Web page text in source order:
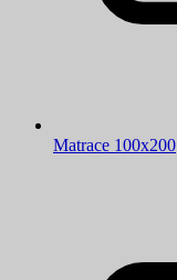
Matrace 100x200